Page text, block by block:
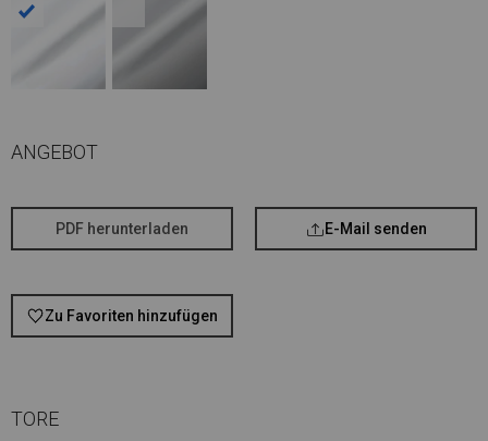
ANGEBOT
PDF herunterladen E-Mail senden
Zu Favoriten hinzufügen
TORE